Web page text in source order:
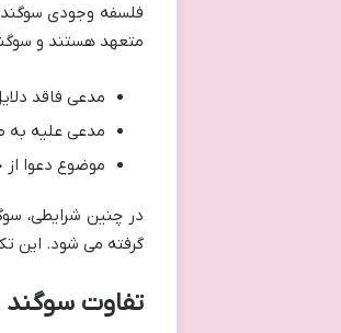
فلسفه وجودی سوگند
متعهد هستند و
مدعی فاقد
مدعی علیه به
موضوع دعوا
در چنین شرایطی،
گرفته می شود. این
تفاوت سوگند